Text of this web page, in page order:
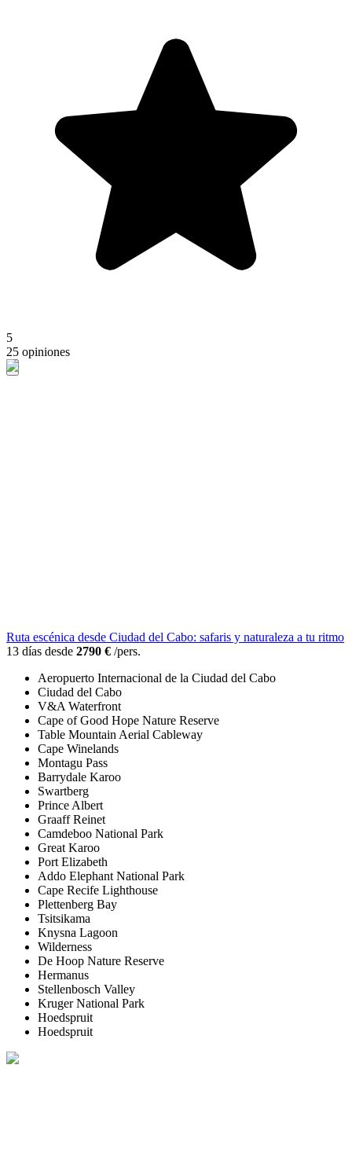
5
25 opiniones
Ruta escénica desde Ciudad del Cabo: safaris y naturaleza a tu ritmo
13 días desde 2790 € /pers.
Aeropuerto Internacional de la Ciudad del Cabo
Ciudad del Cabo
V&A Waterfront
Cape of Good Hope Nature Reserve
Table Mountain Aerial Cableway
Cape Winelands
Montagu Pass
Barrydale Karoo
Swartberg
Prince Albert
Graaff Reinet
Camdeboo National Park
Great Karoo
Port Elizabeth
Addo Elephant National Park
Cape Recife Lighthouse
Plettenberg Bay
Tsitsikama
Knysna Lagoon
Wilderness
De Hoop Nature Reserve
Hermanus
Stellenbosch Valley
Kruger National Park
Hoedspruit
Hoedspruit